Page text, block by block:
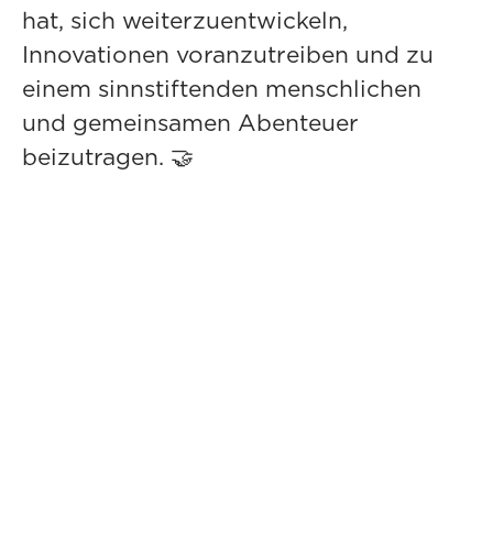
hat, sich weiterzuentwickeln,
Innovationen voranzutreiben und zu
einem sinnstiftenden menschlichen
und gemeinsamen Abenteuer
beizutragen. 🤝